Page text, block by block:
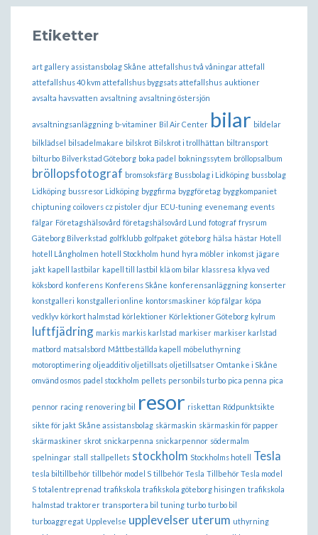
Etiketter
art gallery assistansbolag Skåne attefallshus två våningar attefall
attefallshus 40 kvm attefallshus byggsats attefallshus auktioner
avsalta havsvatten avsaltning avsaltning östersjön
avsaltningsanläggning b-vitaminer Bil Air Center bilar bildelar
bilklädsel
bilsadelmakare bilskrot Bilskrot i trollhättan biltransport
bilturbo Bilverkstad Göteborg boka padel bokningssytem bröllopsalbum
bröllopsfotograf bromsoksfärg Bussbolag i Lidköping bussbolag
Lidköping bussresor Lidköping byggfirma byggföretag byggkompaniet
chiptuning coilovers cz pistoler djur ECU-tuning evenemang events
fälgar Företagshälsovård företagshälsovård Lund fotograf frysrum
Gäteborg Bilverkstad golfklubb golfpaket göteborg hälsa hästar Hotell
hotell Långholmen hotell Stockholm hund hyra möbler inkomst jägare
jakt kapell lastbilar kapell till lastbil klä om bilar klassresa klyva ved
köksbord konferens Konferens Skåne konferensanläggning konserter
konstgalleri konstgalleri online kontorsmaskiner köp fälgar köpa
vedklyv körkort halmstad körlektioner Körlektioner Göteborg kylrum
luftfjädring markis markis karlstad markiser markiser karlstad
matbord matsalsbord Måttbeställda kapell
möbeluthyrning
motoroptimering oljeadditiv oljetillsats oljetillsatser Omtanke i Skåne
omvänd osmos padel stockholm pellets personbils turbo pica penna pica
pennor racing renovering bil resor riskettan Rödpunktsikte
sikte för jakt Skåne assistansbolag skärmaskin skärmaskin för papper
skärmaskiner skrot snickarpenna snickarpennor södermalm
spelningar stall stallpellets stockholm Stockholms hotell Tesla
tesla biltillbehör tillbehör model S tillbehör Tesla Tillbehör Tesla model
S totalentreprenad trafikskola trafikskola göteborg hisingen trafikskola
halmstad traktorer transportera bil tuning turbo turbo bil
turboaggregat Upplevelse upplevelseruterum uthyrning